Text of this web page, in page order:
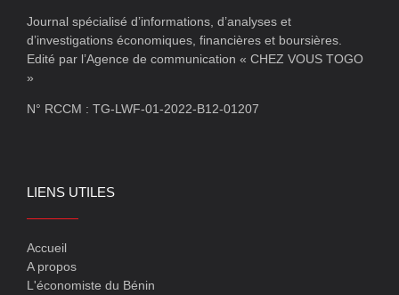
Journal spécialisé d’informations, d’analyses et
d’investigations économiques, financières et boursières.
Edité par l’Agence de communication « CHEZ VOUS TOGO
»
N° RCCM : TG-LWF-01-2022-B12-01207
LIENS UTILES
Accueil
A propos
L'économiste du Bénin